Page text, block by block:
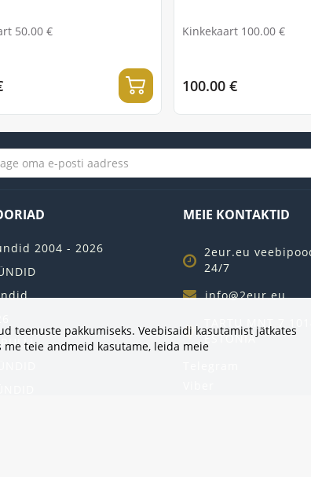
50.00 € Kinkekaart 100.00 €
100.00 €
2004 - 2026
MEIE KONTAKTID
2eur.eu
24/7
info@2eur.eu
TARTU MNT 7
ESTONIA
teenuste pakkumiseks. Veebisaidi kasutamist jätkates
teie andmeid kasutame, leida meie